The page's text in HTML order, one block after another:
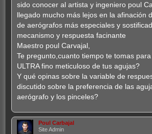
sido conocer al artista y ingeniero poul
llegado mucho más lejos en la afinación
de aerógrafos más especiales y
mecanismo y respuesta facinante
Maestro poul Carvajal,
Te pregunto,cuanto tiempo te tomas
ULTRA fino meticuloso de tus agujas?
Y qué opinas sobre la variable de
discutido sobre la preferencia de las
aerógrafo y los pinceles?
Poul Carbajal
Site Admin